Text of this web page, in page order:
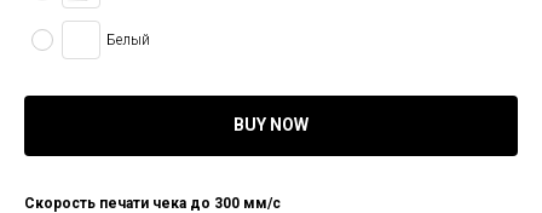
Белый
BUY NOW
Скорость печати чека до 300 мм/c